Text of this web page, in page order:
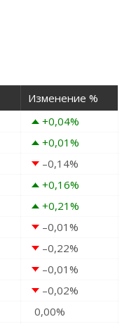
Изменение %
+0,04%
+0,01%
–0,14%
+0,16%
+0,21%
–0,01%
–0,22%
–0,01%
–0,02%
0,00%